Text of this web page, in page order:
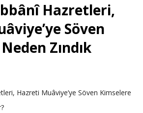
Hazretleri,
Söven
Zındık
Hazreti Muâviye’ye Söven Kimselere